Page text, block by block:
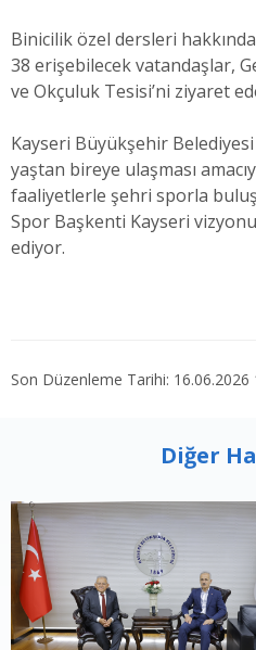
Binicilik özel dersleri
38 erişebilecek vatandaşlar,
ve Okçuluk Tesisi’ni ziyaret
Kayseri Büyükşehir
yaştan bireye ulaşması
faaliyetlerle şehri sporla
Spor Başkenti Kayseri
ediyor.
Son Düzenleme Tarihi: 16.06.2026
Diğer